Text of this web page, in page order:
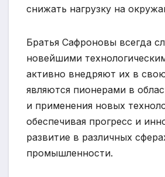
снижать нагрузку на
Братья Сафроновы всегда
новейшими
активно внедряют их в
являются пионерами в
и применения новых
обеспечивая прогресс и
развитие в различных
промышленности.